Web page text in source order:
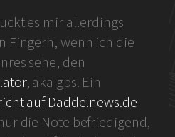
es mir allerdings
Fingern, wenn ich die
sehe, den
, aka gps. Ein
auf Daddelnews.de
die Note befriedigend,